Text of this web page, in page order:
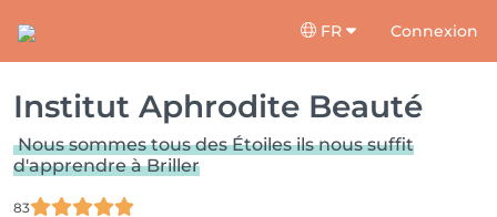
FR Connexion
Institut Aphrodite Beauté
Nous sommes tous des Étoiles ils nous suffit
d'apprendre à Briller
83